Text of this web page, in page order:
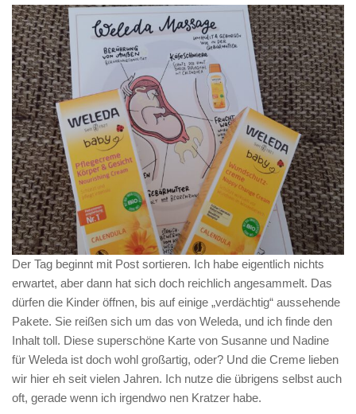
Der Tag beginnt mit Post sortieren. Ich habe eigentlich nichts
erwartet, aber dann hat sich doch reichlich angesammelt. Das
dürfen die Kinder öffnen, bis auf einige „verdächtig“ aussehende
Pakete. Sie reißen sich um das von Weleda, und ich finde den
Inhalt toll. Diese superschöne Karte von Susanne und Nadine
für Weleda ist doch wohl großartig, oder? Und die Creme lieben
wir hier eh seit vielen Jahren. Ich nutze die übrigens selbst auch
oft, gerade wenn ich irgendwo nen Kratzer habe.